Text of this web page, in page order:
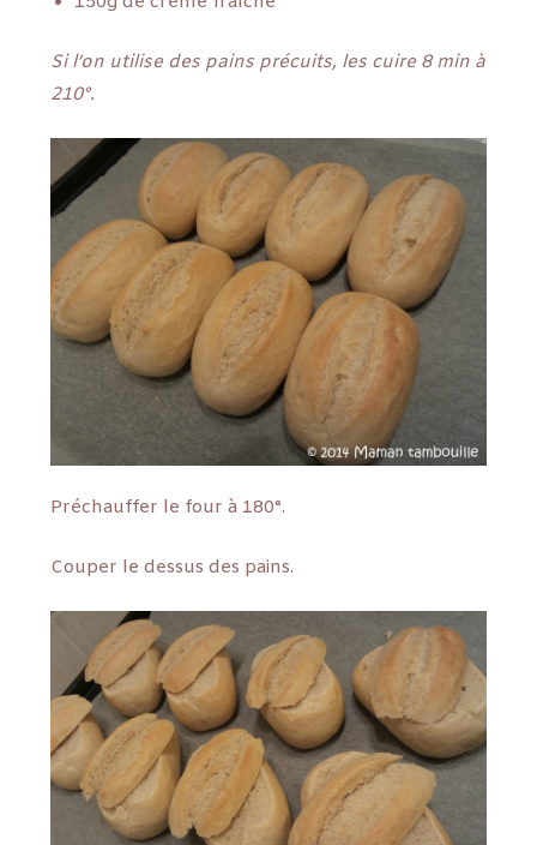
Si l’on utilise des pains précuits, les cuire 8 min à
210°.
Préchauffer le four à 180°.
Couper le dessus des pains.